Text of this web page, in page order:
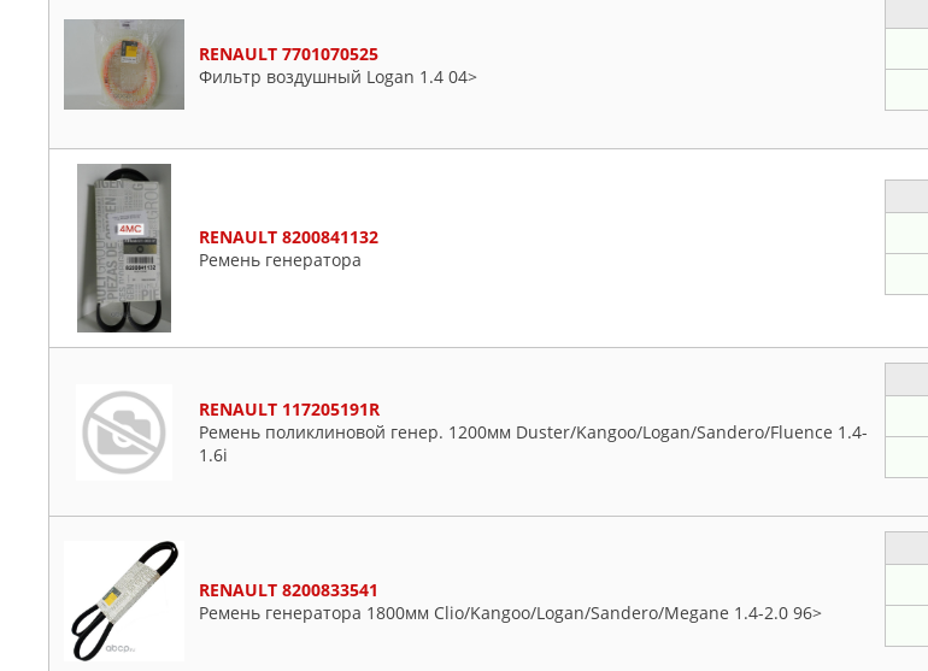
RENAULT 7701070525
Фильтр воздушный Logan 1.4 04>
RENAULT 8200841132
Ремень генератора
RENAULT 117205191R
Ремень поликлиновой генер. 1200мм Duster/Kangoo/Logan/Sandero/Fluence 1.4-
1.6i
RENAULT 8200833541
Ремень генератора 1800мм Clio/Kangoo/Logan/Sandero/Megane 1.4-2.0 96>